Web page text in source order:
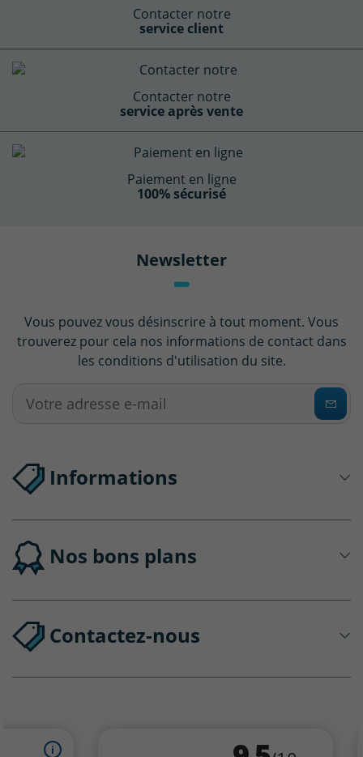
Contacter notre
service client
Contacter notre
service après vente
Paiement en ligne
100% sécurisé
Newsletter
Vous pouvez vous désinscrire à tout moment. Vous
trouverez pour cela nos informations de contact dans
les conditions d'utilisation du site.
Informations
Nos bons plans
Contactez-nous